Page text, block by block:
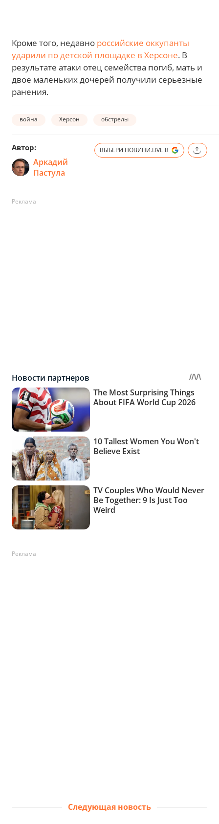
Кроме того, недавно российские оккупанты
ударили по детской площадке в Херсоне. В
результате атаки отец семейства погиб, мать и
двое маленьких дочерей получили серьезные
ранения.
война Херсон обстрелы
Автор:
Аркадий
Пастула
ВЫБЕРИ НОВИНИ.LIVE В
Реклама
Реклама
Следующая новость